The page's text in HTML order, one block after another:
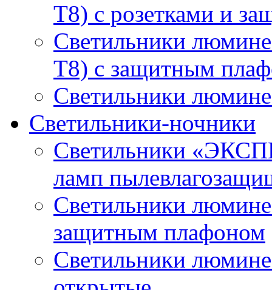
T8) с розетками и
Светильники
T8) с защитным
Светильники
Светильники-ночники
Светильники
ламп
Светильники
защитным плафоном
Светильники